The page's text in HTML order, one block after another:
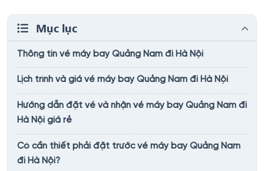
Mục lục
Thông tin vé máy bay Quảng Nam đi Hà Nội
Lịch trình và giá vé máy bay Quảng Nam đi Hà Nội
Hướng dẫn đặt vé và nhận vé máy bay Quảng Nam đi
Hà Nội giá rẻ
Có cần thiết phải đặt trước vé máy bay Quảng Nam
đi Hà Nội?